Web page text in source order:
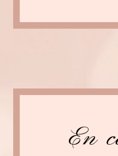
En